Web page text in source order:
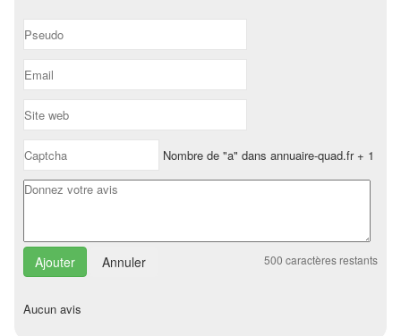
Nombre de "a" dans annuaire-quad.fr + 1
Annuler 500 caractères restants
Aucun avis